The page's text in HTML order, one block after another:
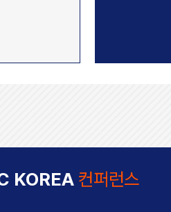
KOREA 컨퍼런스